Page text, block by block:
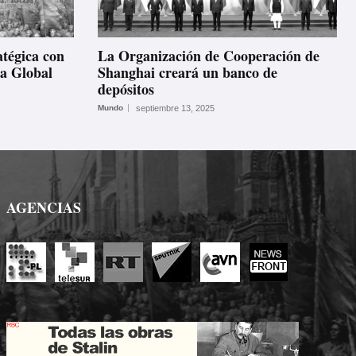
con
Global
La Organización de Cooperación de
Shanghai creará un banco de
depósitos
Mundo septiembre 13, 2025
AGENCIAS